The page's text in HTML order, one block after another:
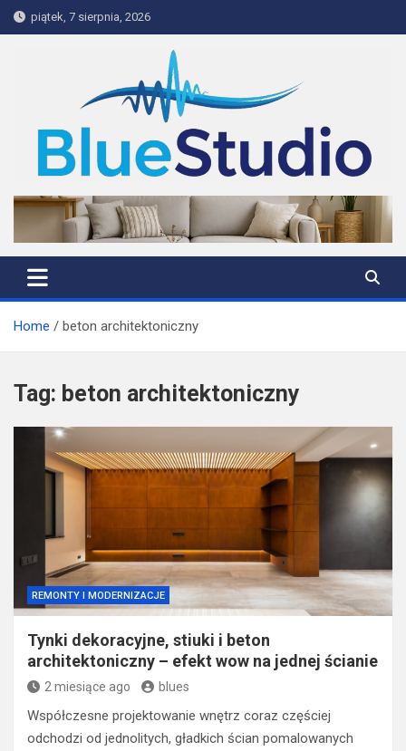
Skip
to
piątek, 7 sierpnia, 2026
BlueStudio
Home beton architektoniczny
Tag: beton architektoniczny
REMONTY I MODERNIZACJE
Tynki dekoracyjne, stiuki i beton
architektoniczny – efekt wow na jednej ścianie
2 miesiące ago blues
Współczesne projektowanie wnętrz coraz częściej
odchodzi od jednolitych, gładkich ścian pomalowanych